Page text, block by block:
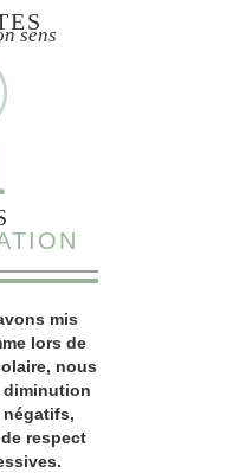
sens
mis
lors de
nous
diminution
respect